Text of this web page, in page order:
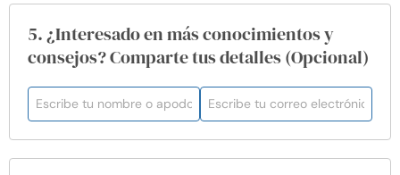
5. ¿Interesado en más conocimientos y
consejos? Comparte tus detalles (Opcional)